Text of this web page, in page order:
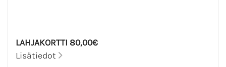
LAHJAKORTTI 80,00€
Lisätiedot